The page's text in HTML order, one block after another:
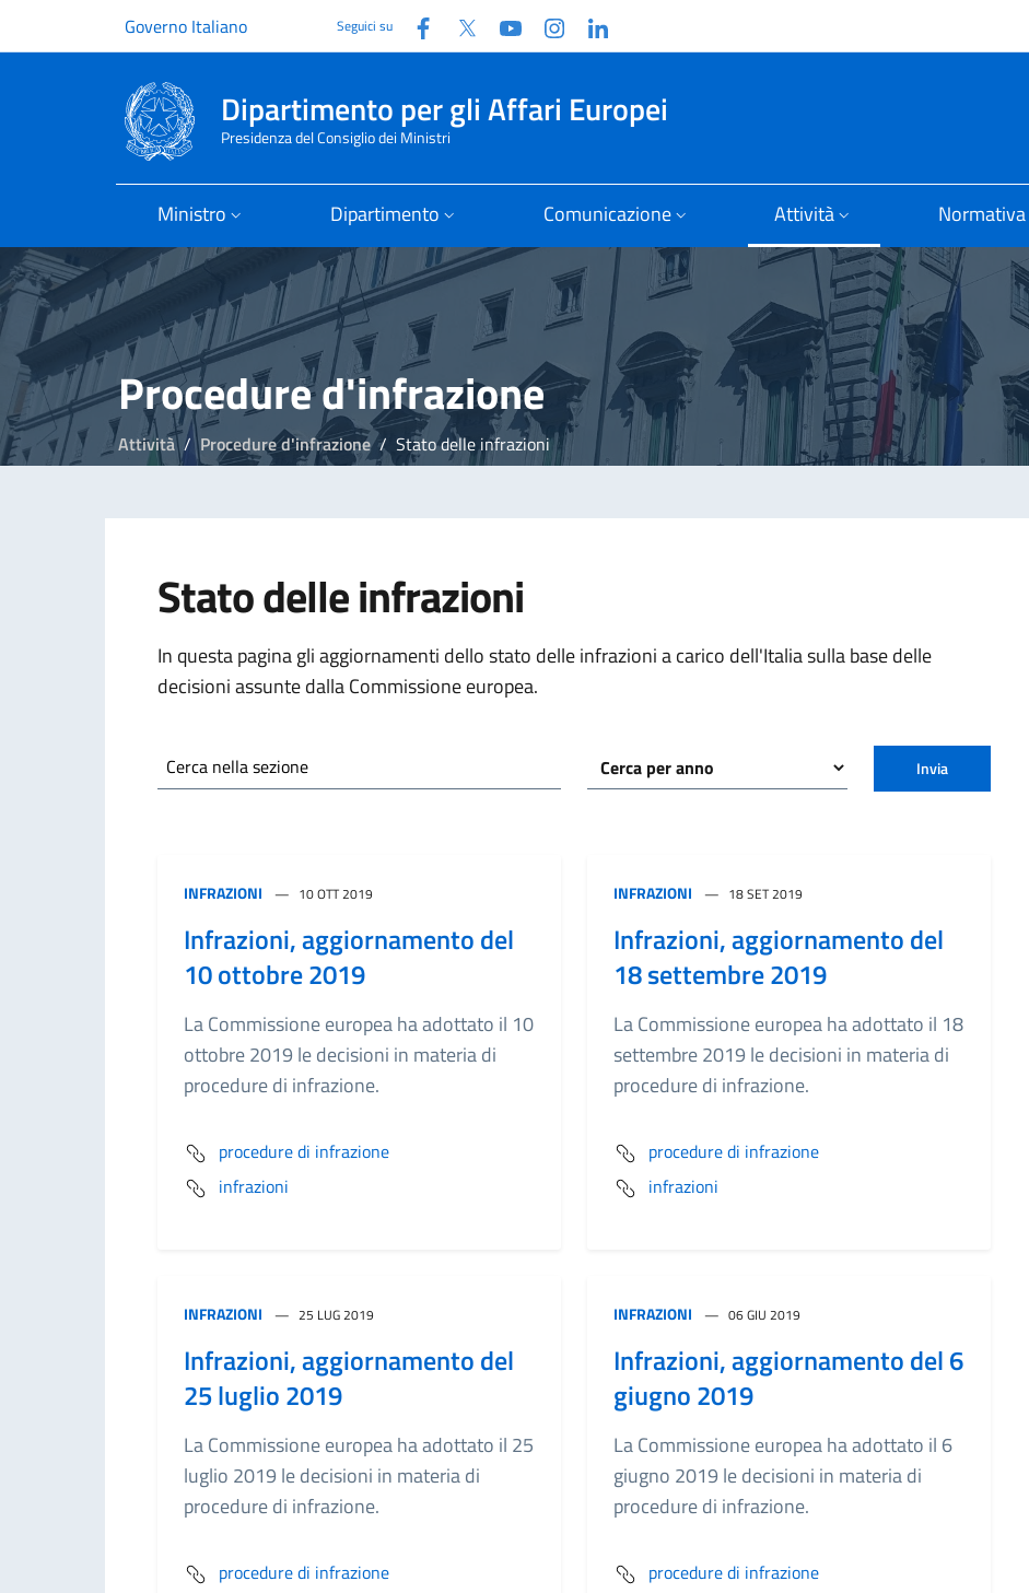
Governo Italiano Seguici su Facebook
Twitter YouTubeInstagram
Dipartimento per gli Affari Europei
Presidenza del Consiglio dei Ministri
Ministro Dipartimento Comunicazione Attività Normativa
Procedure d'infrazione
Attività Procedure d'infrazione Stato delle infrazioni
Stato delle infrazioni
In questa pagina gli aggiornamenti dello stato delle infrazioni a carico dell'Italia sulla base delle
decisioni assunte dalla Commissione europea.
Cerca nella sezione Invia
INFRAZIONI 10 OTT 2019
Infrazioni, aggiornamento del
10 ottobre 2019
La Commissione europea ha adottato il 10
ottobre 2019 le decisioni in materia di
procedure di infrazione.
procedure di infrazione
infrazioni
INFRAZIONI 18 SET 2019
Infrazioni, aggiornamento del
18 settembre 2019
La Commissione europea ha adottato il 18
settembre 2019 le decisioni in materia di
procedure di infrazione.
procedure di infrazione
infrazioni
INFRAZIONI 25 LUG 2019
Infrazioni, aggiornamento del
25 luglio 2019
La Commissione europea ha adottato il 25
luglio 2019 le decisioni in materia di
procedure di infrazione.
procedure di infrazione
INFRAZIONI 06 GIU 2019
Infrazioni, aggiornamento del 6
giugno 2019
La Commissione europea ha adottato il 6
giugno 2019 le decisioni in materia di
procedure di infrazione.
procedure di infrazione